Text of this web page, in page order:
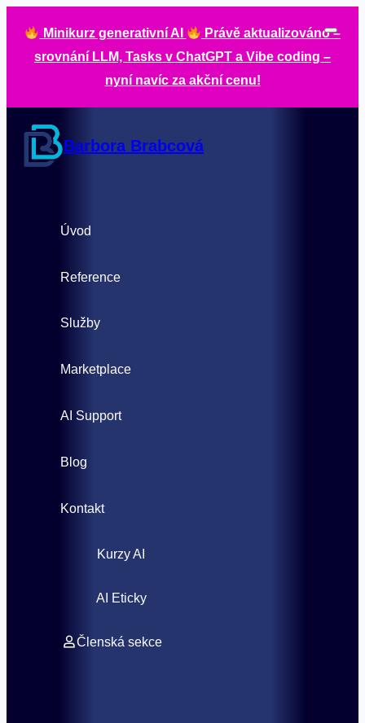
Minikurz generativní AI
Právě aktualizováno –
srovnání LLM, Tasks v ChatGPT a Vibe coding –
nyní navíc za akční cenu!
Barbora Brabcová
Úvod
Reference
Služby
Marketplace
AI Support
Blog
Kontakt
Kurzy AI
AI Eticky
Členská sekce